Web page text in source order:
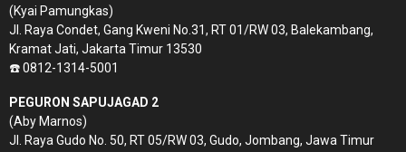
(Kyai Pamungkas)
Jl. Raya Condet, Gang Kweni No.31, RT 01/RW 03, Balekambang,
Kramat Jati, Jakarta Timur 13530
☎️ 0812-1314-5001
PEGURON SAPUJAGAD 2
(Aby Marnos)
Jl. Raya Gudo No. 50, RT 05/RW 03, Gudo, Jombang, Jawa Timur